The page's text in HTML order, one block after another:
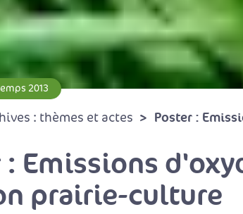
2013
: thèmes et actes Poster :
: Emissions
prairie-culture